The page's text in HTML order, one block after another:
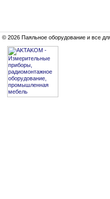
© 2026 Паяльное оборудование и все